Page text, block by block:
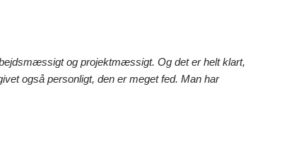
og projektmæssigt. Og det er helt klart,
også personligt, den er meget fed. Man har